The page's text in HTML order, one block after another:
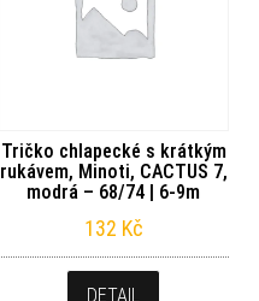
Tričko chlapecké s krátkým
rukávem, Minoti, CACTUS 7,
modrá – 68/74 | 6-9m
132 Kč
DETAIL